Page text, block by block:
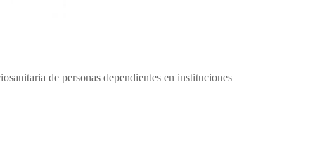
de personas dependientes en instituciones